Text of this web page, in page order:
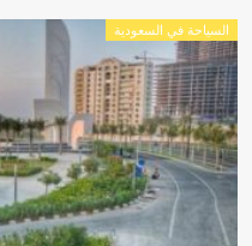
السياحة في السعودية